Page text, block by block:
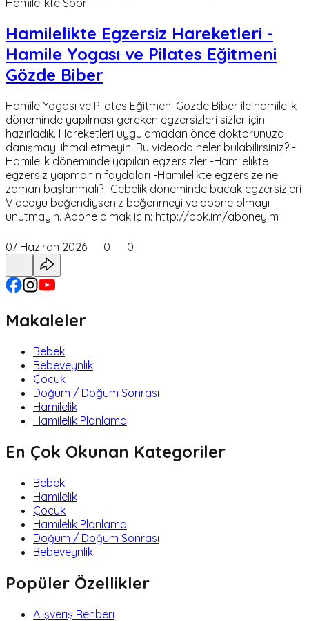
Hamilelikte Egzersiz Hareketleri -
Hamile Yogası ve Pilates Eğitmeni
Gözde Biber
Hamile Yogası ve Pilates Eğitmeni Gözde Biber ile hamilelik
döneminde yapılması gereken egzersizleri sizler için
hazırladık. Hareketleri uygulamadan önce doktorunuza
danışmayı ihmal etmeyin. Bu videoda neler bulabilirsiniz? -
Hamilelik döneminde yapılan egzersizler -Hamilelikte
egzersiz yapmanın faydaları -Hamilelikte egzersize ne
zaman başlanmalı? -Gebelik döneminde bacak egzersizleri
Videoyu beğendiyseniz beğenmeyi ve abone olmayı
unutmayın. Abone olmak için: http://bbk.im/aboneyim
07 Haziran 2026 0 0
Makaleler
Bebek
Bebeveynlik
Çocuk
Doğum / Doğum Sonrası
Hamilelik
Hamilelik Planlama
En Çok Okunan Kategoriler
Bebek
Hamilelik
Çocuk
Hamilelik Planlama
Doğum / Doğum Sonrası
Bebeveynlik
Popüler Özellikler
Alışveriş Rehberi